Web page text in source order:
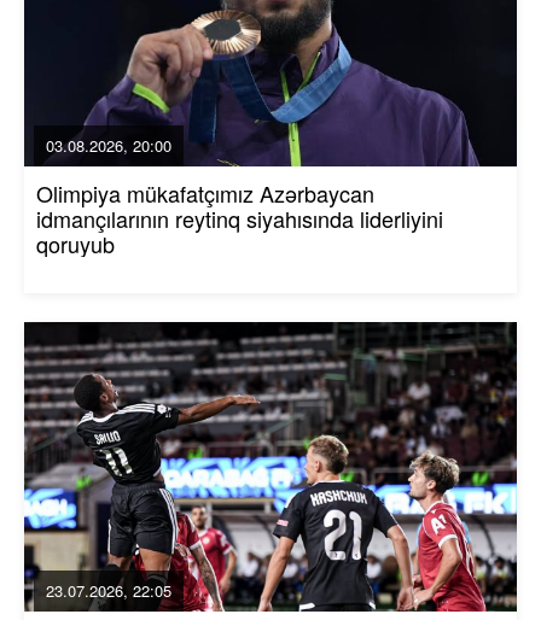
03.08.2026, 20:00
Olimpiya mükafatçımız Azərbaycan
idmançılarının reytinq siyahısında liderliyini
qoruyub
23.07.2026, 22:05